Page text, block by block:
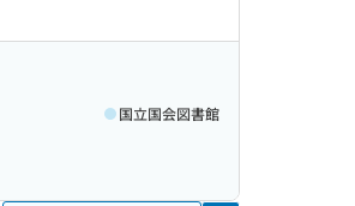
国立国会図書館